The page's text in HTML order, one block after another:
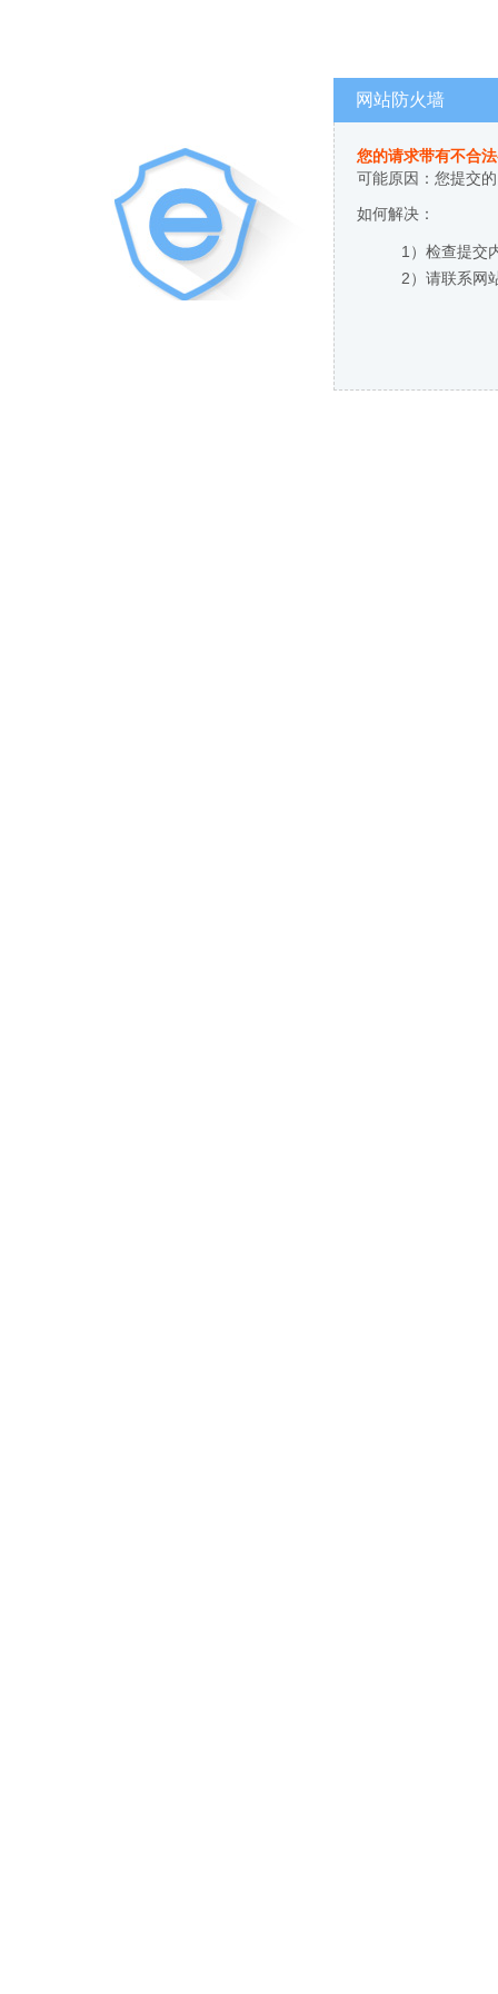
网站防火墙
您的请求带有不合
可能原因：您提交
如何解决：
1）检查提交
2）请联系网